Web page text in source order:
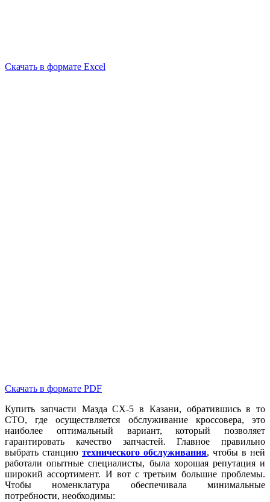
Скачать в формате Excel
Скачать в формате PDF
Купить запчасти Мазда CX-5 в Казани, обратившись в то
СТО, где осуществляется обслуживание кроссовера, это
наиболее оптимальный вариант, который позволяет
гарантировать качество запчастей. Главное правильно
выбрать станцию технического обслуживания, чтобы в ней
работали опытные специалисты, была хорошая репутация и
широкий ассортимент. И вот с третьим большие проблемы.
Чтобы номенклатура обеспечивала минимальные
потребности, необходимы: